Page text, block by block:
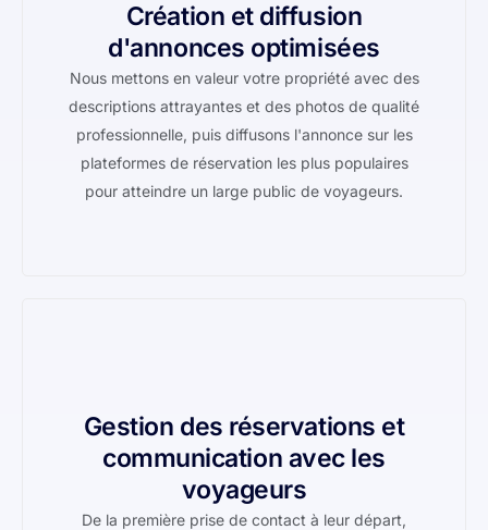
Création et diffusion
d'annonces optimisées
Nous mettons en valeur votre propriété avec des
descriptions attrayantes et des photos de qualité
professionnelle, puis diffusons l'annonce sur les
plateformes de réservation les plus populaires
pour atteindre un large public de voyageurs.
Gestion des réservations et
communication avec les
voyageurs
De la première prise de contact à leur départ,